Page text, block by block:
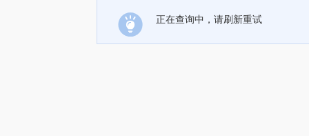
正在查询中，请刷新重试